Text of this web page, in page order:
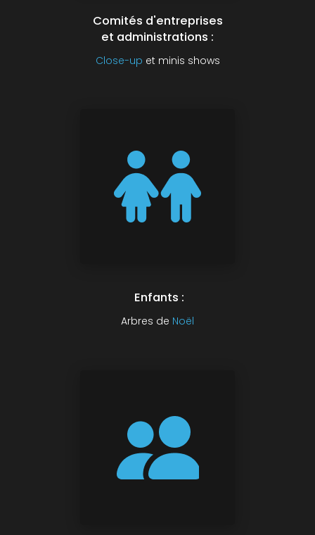
Comités d'entreprises
et administrations :
Close-up et minis shows
Enfants :
Arbres de Noël